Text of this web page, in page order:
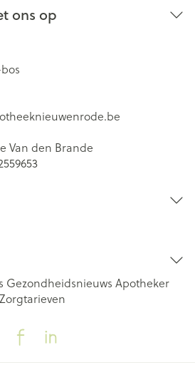
ons op
Van den Brande
Gezondheidsnieuws Apotheker
Zorgtarieven